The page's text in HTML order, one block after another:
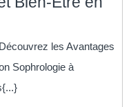
les Avantages
Sophrologie à